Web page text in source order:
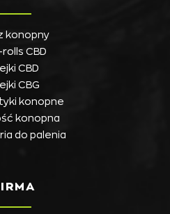
konopny
CBD
CBD
CBG
konopne
konopna
do palenia